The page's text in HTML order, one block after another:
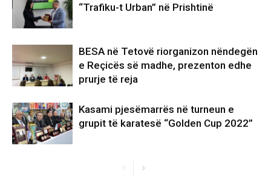
“Trafiku-t Urban” në Prishtinë
BESA në Tetovë riorganizon nëndegën
e Reçicës së madhe, prezenton edhe
prurje të reja
Kasami pjesëmarrës në turneun e
grupit të karatesë “Golden Cup 2022”